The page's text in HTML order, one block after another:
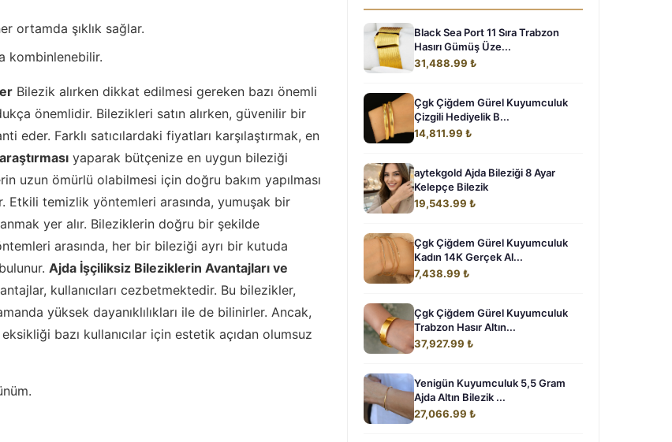
ortamda şıklık sağlar.
kombinlenebilir.
Bilezik alırken dikkat edilmesi gereken bazı önemli
önemlidir. Bilezikleri satın alırken, güvenilir bir
eder. Farklı satıcılardaki fiyatları karşılaştırmak, en
yaparak bütçenize en uygun bileziği
uzun ömürlü olabilmesi için doğru bakım yapılması
temizlik yöntemleri arasında, yumuşak bir
yer alır. Bileziklerin doğru bir şekilde
arasında, her bir bileziği ayrı bir kutuda
Ajda İşçiliksiz Bileziklerin Avantajları ve
kullanıcıları cezbetmektedir. Bu bilezikler,
yüksek dayanıklılıkları ile de bilinirler. Ancak,
bazı kullanıcılar için estetik açıdan olumsuz
Black Sea Port 11 Sıra Trabzon
Hasırı Gümüş Üze...
31,488.99 ₺
Çgk Çiğdem Gürel Kuyumculuk
Çizgili Hediyelik B...
14,811.99 ₺
aytekgold Ajda Bileziği 8 Ayar
Kelepçe Bilezik
19,543.99 ₺
Çgk Çiğdem Gürel Kuyumculuk
Kadın 14K Gerçek Al...
7,438.99 ₺
Çgk Çiğdem Gürel Kuyumculuk
Trabzon Hasır Altın...
37,927.99 ₺
Yenigün Kuyumculuk 5,5 Gram
Ajda Altın Bilezik ...
27,066.99 ₺